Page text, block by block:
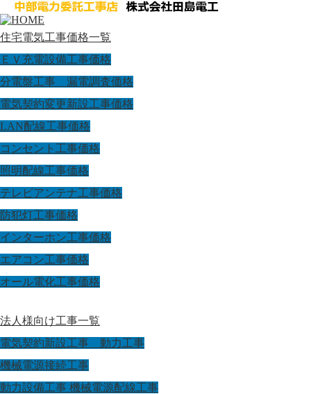
住宅電気工事価格一覧
ＥＶ充電設備工事価格
分電盤工事 漏電調査価格
電気契約変更新設工事価格
LAN配線工事価格
コンセント工事価格
照明配線工事価格
テレビアンテナ工事価格
防犯灯工事価格
インターホン工事価格
エアコン工事価格
オール電化工事価格
法人様向け工事一覧
電気契約新設工事 動力工事
機械電源接続工事
動力設備工事 機械電源配線工事